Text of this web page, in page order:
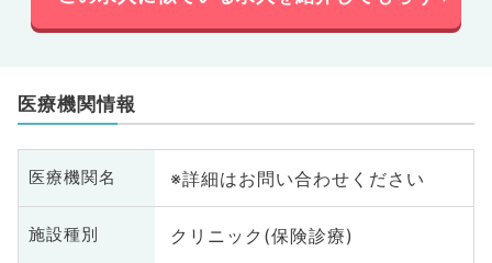
医療機関情報
医療機関名 ※詳細はお問い合わせください
施設種別 クリニック(保険診療)